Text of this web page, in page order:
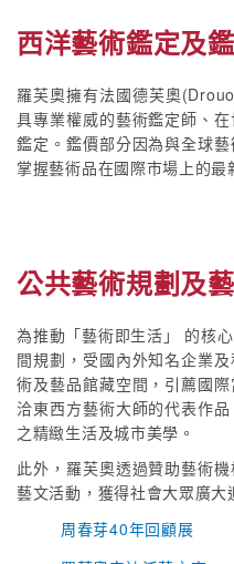
西洋藝術鑑定及
羅芙奧擁有法國德芙奧
具專業權威的藝術鑑定師、
鑑定。鑑價部分因為與全球
掌握藝術品在國際市場上的最
公共藝術規劃及
為推動「藝術即生活」 的核
間規劃，受國內外知名企業
術及藝品館藏空間，引薦國
洽東西方藝術大師的代表作
之精緻生活及城市美學。
此外，羅芙奧透過贊助藝術
藝文活動，獲得社會大眾廣大
周春芽40年回顧展